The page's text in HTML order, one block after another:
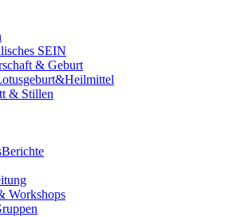
SEIN
& Geburt
& Stillen
Workshops